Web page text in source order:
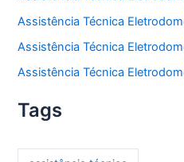
Assistência Técnica
Assistência Técnica
Assistência Técnica
Tags